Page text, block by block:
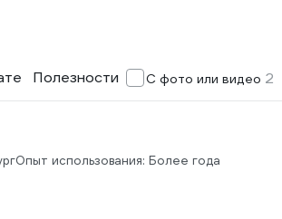
Полезности С фото или видео 2
Опыт использования: Более года